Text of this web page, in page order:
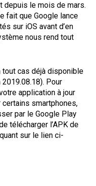
depuis le mois de mars.
fait que Google lance
sur iOS avant d’en
nous rend tout
tout cas déjà disponible
Pour
application à jour
certains smartphones,
par le Google Play
télécharger l’APK de
sur le lien ci-